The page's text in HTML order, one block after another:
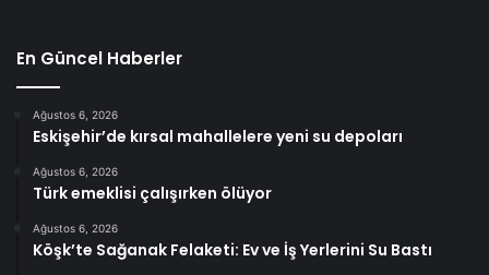
En Güncel Haberler
Ağustos 6, 2026
Eskişehir’de kırsal mahallelere yeni su depoları
Ağustos 6, 2026
Türk emeklisi çalışırken ölüyor
Ağustos 6, 2026
Köşk’te Sağanak Felaketi: Ev ve İş Yerlerini Su Bastı